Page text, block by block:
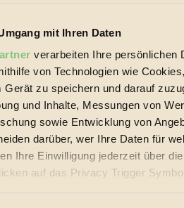
mit Ihren Daten
verarbeiten Ihre persönlichen
von Technologien wie
Gerät zu speichern und darauf
und Inhalte, Messungen von
sowie Entwicklung von
darüber, wer Ihre Daten für
Ihre Einwilligung jederzeit über
auf das Privacy Trigger